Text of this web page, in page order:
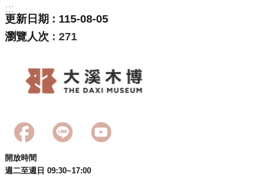
:::
更新日期
115-08-05
瀏覽人次
271
開放時間
週二至週日 09:30~17:00